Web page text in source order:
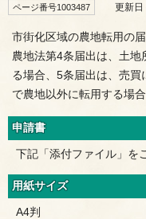
ページ番号1003487 更新日
市街化区域の農地転用の
農地法第4条届出は、土
る場合、5条届出は、売
で農地以外に転用する場
申請書
下記「添付ファイル」を
用紙サイズ
A4判